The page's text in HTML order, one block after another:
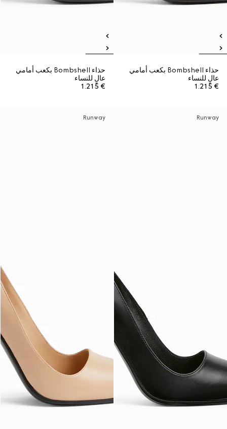
حذاء Bombshell بكعب أمامي
عالٍ للنساء
€ 1.215
حذاء Bombshell بكعب أمامي
عالٍ للنساء
€ 1.215
Runway
Runway